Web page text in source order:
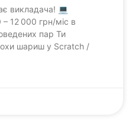
викладача! 💻
– 12 000 грн/міс в
пар Ти
шариш у Scratch /